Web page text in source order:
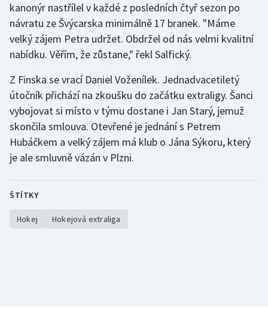
Veslování
Vodní slalom
Volejbal
Ostatní
kanonýr nastřílel v každé z posledních čtyř sezon po
návratu ze Švýcarska minimálně 17 branek. "Máme
velký zájem Petra udržet. Obdržel od nás velmi kvalitní
nabídku. Věřím, že zůstane," řekl Salfický.
Z Finska se vrací Daniel Voženílek. Jednadvacetiletý
útočník přichází na zkoušku do začátku extraligy. Šanci
vybojovat si místo v týmu dostane i Jan Starý, jemuž
skončila smlouva. Otevřené je jednání s Petrem
Hubáčkem a velký zájem má klub o Jána Sýkoru, který
je ale smluvně vázán v Plzni.
ŠTÍTKY
Hokej Hokejová extraliga